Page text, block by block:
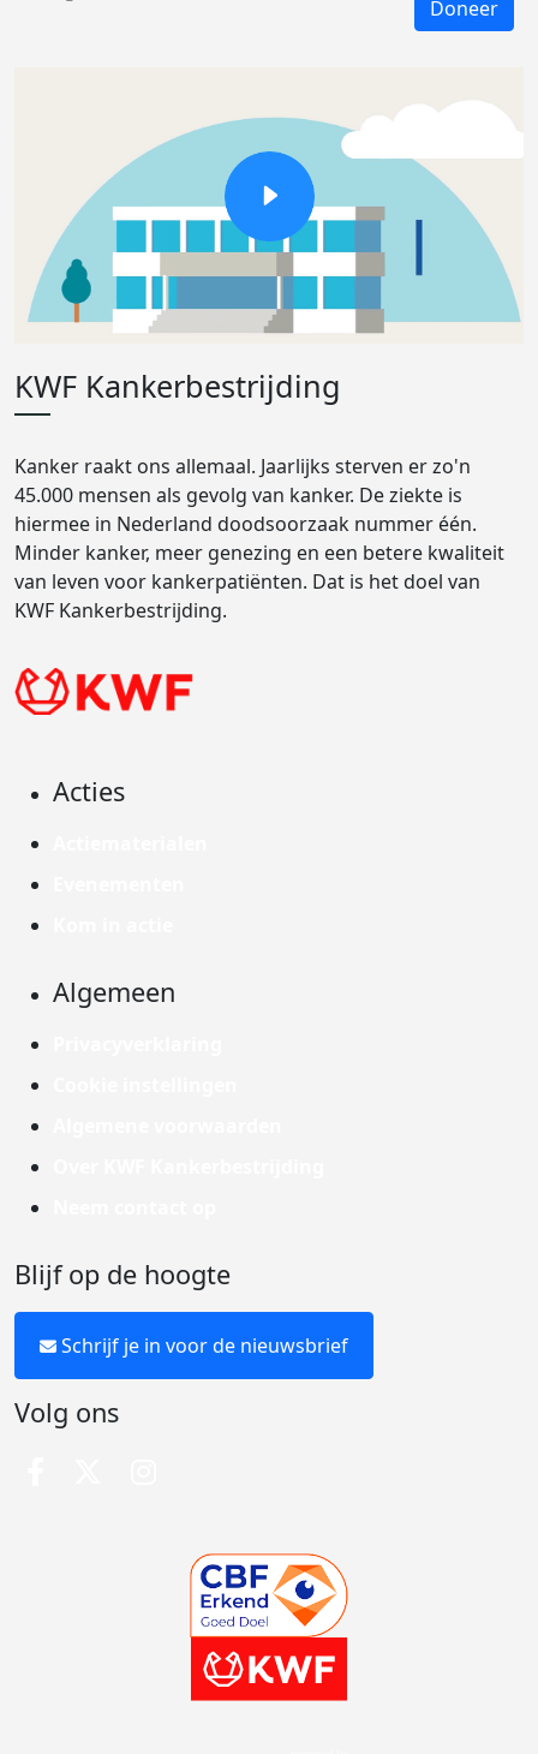
Doneer
KWF Kankerbestrijding
Kanker raakt ons allemaal. Jaarlijks sterven er zo'n
45.000 mensen als gevolg van kanker. De ziekte is
hiermee in Nederland doodsoorzaak nummer één.
Minder kanker, meer genezing en een betere kwaliteit
van leven voor kankerpatiënten. Dat is het doel van
KWF Kankerbestrijding.
Acties
Algemeen
Blijf op de hoogte
Schrijf je in voor de nieuwsbrief
Volg ons